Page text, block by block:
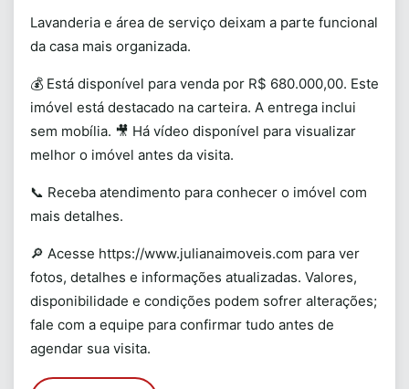
Lavanderia e área de serviço deixam a parte funcional
da casa mais organizada.
💰 Está disponível para venda por R$ 680.000,00. Este
imóvel está destacado na carteira. A entrega inclui
sem mobília. 🎥 Há vídeo disponível para visualizar
melhor o imóvel antes da visita.
📞 Receba atendimento para conhecer o imóvel com
mais detalhes.
🔎 Acesse https://www.julianaimoveis.com para ver
fotos, detalhes e informações atualizadas. Valores,
disponibilidade e condições podem sofrer alterações;
fale com a equipe para confirmar tudo antes de
agendar sua visita.